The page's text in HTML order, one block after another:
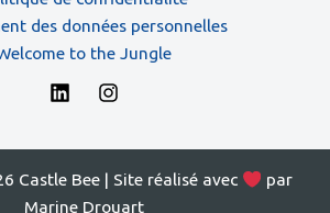
des données personnelles
to the Jungle
Castle Bee | Site réalisé avec
par
Marine Drouart